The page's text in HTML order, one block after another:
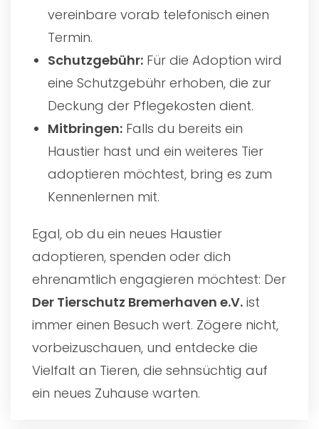
vereinbare vorab telefonisch einen
Termin.
Schutzgebühr: Für die Adoption wird
eine Schutzgebühr erhoben, die zur
Deckung der Pflegekosten dient.
Mitbringen: Falls du bereits ein
Haustier hast und ein weiteres Tier
adoptieren möchtest, bring es zum
Kennenlernen mit.
Egal, ob du ein neues Haustier
adoptieren, spenden oder dich
ehrenamtlich engagieren möchtest: Der
Der Tierschutz Bremerhaven e.V. ist
immer einen Besuch wert. Zögere nicht,
vorbeizuschauen, und entdecke die
Vielfalt an Tieren, die sehnsüchtig auf
ein neues Zuhause warten.